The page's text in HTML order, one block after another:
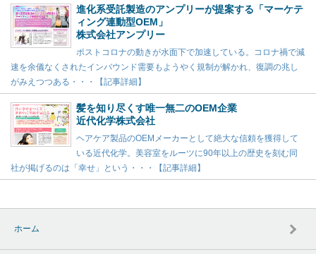
進化系受託製造のアンプリーが提案する「マーケテ
ィング連動型OEM」
株式会社アンプリー
ポストコロナの動きが水面下で加速している。コロナ禍で減
速を余儀なくされたインバウンド需要もようやく規制が解かれ、復調の兆し
がみえつつある・・・【記事詳細】
髪を知り尽くす唯一無二のOEM企業
近代化学株式会社
ヘアケア製品のOEMメーカーとして絶大な信頼を獲得して
いる近代化学。美容室をルーツに90年以上の歴史を刻む同
社が掲げるのは「幸せ」という・・・【記事詳細】
ホーム